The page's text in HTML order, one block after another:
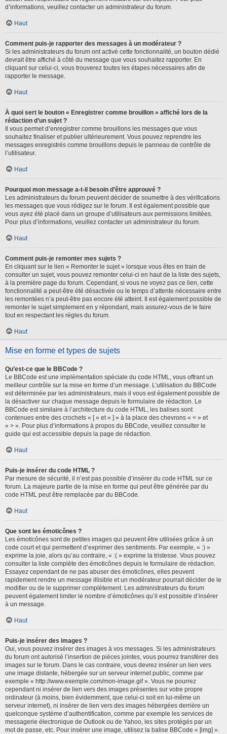
d’informations, veuillez contacter un administrateur du forum.
Haut
Comment puis-je rapporter des messages à un modérateur ?
Si les administrateurs du forum ont activé cette fonctionnalité, un bouton dédié
devrait être affiché à côté du message que vous souhaitez rapporter. En
cliquant sur celui-ci, vous trouverez toutes les étapes nécessaires afin de
rapporter le message.
Haut
À quoi sert le bouton « Enregistrer comme brouillon » affiché lors de la
rédaction d’un sujet ?
Il vous permet d’enregistrer comme brouillons les messages que vous
souhaitez finaliser et publier ultérieurement. Vous pouvez reprendre les
messages enregistrés comme brouillons depuis le panneau de contrôle de
l’utilisateur.
Haut
Pourquoi mon message a-t-il besoin d’être approuvé ?
Les administrateurs du forum peuvent décider de soumettre à des vérifications
les messages que vous rédigez sur le forum. Il est également possible que
vous ayez été placé dans un groupe d’utilisateurs aux permissions limitées.
Pour plus d’informations, veuillez contacter un administrateur du forum.
Haut
Comment puis-je remonter mes sujets ?
En cliquant sur le lien « Remonter le sujet » lorsque vous êtes en train de
consulter un sujet, vous pouvez remonter celui-ci en haut de la liste des sujets,
à la première page du forum. Cependant, si vous ne voyez pas ce lien, cette
fonctionnalité a peut-être été désactivée ou le temps d’attente nécessaire entre
les remontées n’a peut-être pas encore été atteint. Il est également possible de
remonter le sujet simplement en y répondant, mais assurez-vous de le faire
tout en respectant les règles du forum.
Haut
Mise en forme et types de sujets
Qu’est-ce que le BBCode ?
Le BBCode est une implémentation spéciale du code HTML, vous offrant un
meilleur contrôle sur la mise en forme d’un message. L’utilisation du BBCode
est déterminée par les administrateurs, mais il vous est également possible de
la désactiver sur chaque message depuis le formulaire de rédaction. Le
BBCode est similaire à l’architecture du code HTML, les balises sont
contenues entre des crochets « [ » et « ] » à la place des chevrons « < » et
« > ». Pour plus d’informations à propos du BBCode, veuillez consulter le
guide qui est accessible depuis la page de rédaction.
Haut
Puis-je insérer du code HTML ?
Par mesure de sécurité, il n’est pas possible d’insérer du code HTML sur ce
forum. La majeure partie de la mise en forme qui peut être générée par du
code HTML peut être remplacée par du BBCode.
Haut
Que sont les émoticônes ?
Les émoticônes sont de petites images qui peuvent être utilisées grâce à un
code court et qui permettent d’exprimer des sentiments. Par exemple, « :) »
exprime la joie, alors qu’au contraire, « :( » exprime la tristesse. Vous pouvez
consulter la liste complète des émoticônes depuis le formulaire de rédaction.
Essayez cependant de ne pas abuser des émoticônes, elles peuvent
rapidement rendre un message illisible et un modérateur pourrait décider de le
modifier ou de le supprimer complètement. Les administrateurs du forum
peuvent également limiter le nombre d’émoticônes qu’il est possible d’insérer
à un message.
Haut
Puis-je insérer des images ?
Oui, vous pouvez insérer des images à vos messages. Si les administrateurs
du forum ont autorisé l’insertion de pièces jointes, vous pourrez transférer des
images sur le forum. Dans le cas contraire, vous devrez insérer un lien vers
une image distante, hébergée sur un serveur internet public, comme par
exemple « http://www.exemple.com/mon-image.gif ». Vous ne pourrez
cependant ni insérer de lien vers des images présentes sur votre propre
ordinateur (à moins, bien évidemment, que celui-ci soit en lui-même un
serveur internet), ni insérer de lien vers des images hébergées derrière un
quelconque système d’authentification, comme par exemple les services de
messagerie électronique de Outlook ou de Yahoo, les sites protégés par un
mot de passe, etc. Pour insérer une image, utilisez la balise BBCode « [img] ».